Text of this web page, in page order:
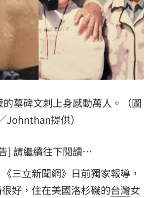
墓碑文刺上身感動萬人。（圖
Johnthan提供）
] 請繼續往下閱讀…
三立新聞網》日前獨家報導，
好，住在美國洛杉磯的台灣女